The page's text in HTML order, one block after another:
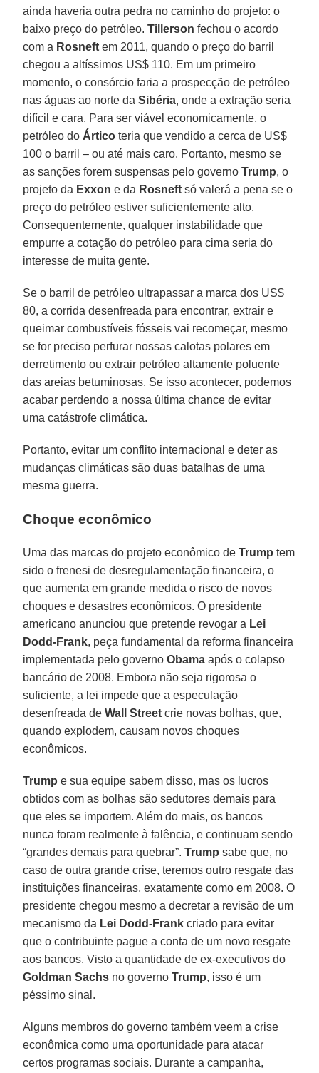
ainda haveria outra pedra no caminho do projeto: o
baixo preço do petróleo.Tillerson fechou o acordo
com a Rosneft em 2011, quando o preço do barril
chegou a altíssimos US$ 110. Em um primeiro
momento, o consórcio faria a prospecção de petróleo
nas águas ao norte daSibéria, onde a extração seria
difícil e cara. Para ser viável economicamente, o
petróleo do Ártico teria que vendido a cerca de US$
100 o barril – ou até mais caro. Portanto, mesmo se
as sanções forem suspensas pelo governoTrump, o
projeto da Exxon e da Rosneft só valerá a pena se o
preço do petróleo estiver suficientemente alto.
Consequentemente, qualquer instabilidade que
empurre a cotação do petróleo para cima seria do
interesse de muita gente.
Se o barril de petróleo ultrapassar a marca dos US$
80, a corrida desenfreada para encontrar, extrair e
queimar combustíveis fósseis vai recomeçar, mesmo
se for preciso perfurar nossas calotas polares em
derretimento ou extrair petróleo altamente poluente
das areias betuminosas. Se isso acontecer, podemos
acabar perdendo a nossa última chance de evitar
uma catástrofe climática.
Portanto, evitar um conflito internacional e deter as
mudanças climáticas são duas batalhas de uma
mesma guerra.
Choque econômico
Uma das marcas do projeto econômico deTrump tem
sido o frenesi de desregulamentação financeira, o
que aumenta em grande medida o risco de novos
choques e desastres econômicos. O presidente
americano anunciou que pretende revogar a Lei
Dodd-Frank, peça fundamental da reforma financeira
implementada pelo governoObama após o colapso
bancário de 2008. Embora não seja rigorosa o
suficiente, a lei impede que a especulação
desenfreada deWall Street crie novas bolhas, que,
quando explodem, causam novos choques
econômicos.
Trump e sua equipe sabem disso, mas os lucros
obtidos com as bolhas são sedutores demais para
que eles se importem. Além do mais, os bancos
nunca foram realmente à falência, e continuam sendo
“grandes demais para quebrar”.Trump sabe que, no
caso de outra grande crise, teremos outro resgate das
instituições financeiras, exatamente como em 2008. O
presidente chegou mesmo a decretar a revisão de um
mecanismo da Lei Dodd-Frank criado para evitar
que o contribuinte pague a conta de um novo resgate
aos bancos. Visto a quantidade de ex-executivos do
Goldman Sachs no governoTrump, isso é um
péssimo sinal.
Alguns membros do governo também veem a crise
econômica como uma oportunidade para atacar
certos programas sociais. Durante a campanha,